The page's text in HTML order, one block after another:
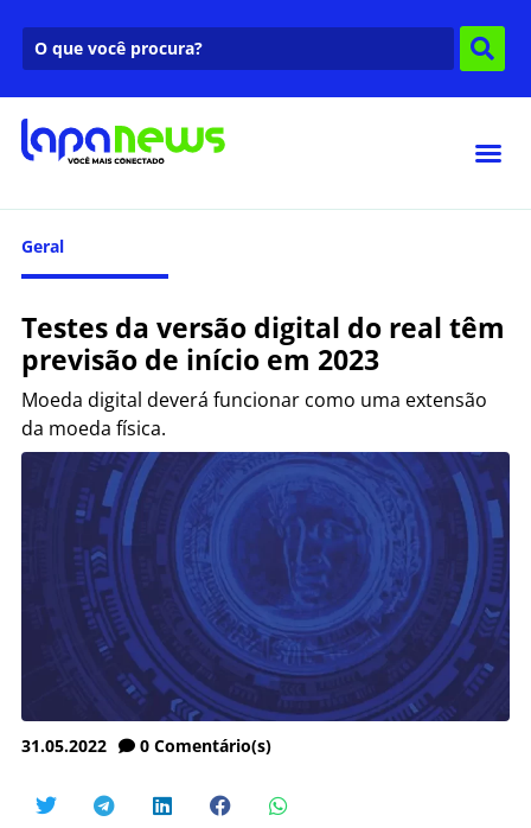
Geral
Testes da versão digital do real têm
previsão de início em 2023
Moeda digital deverá funcionar como uma extensão
da moeda física.
31.05.2022 0 Comentário(s)